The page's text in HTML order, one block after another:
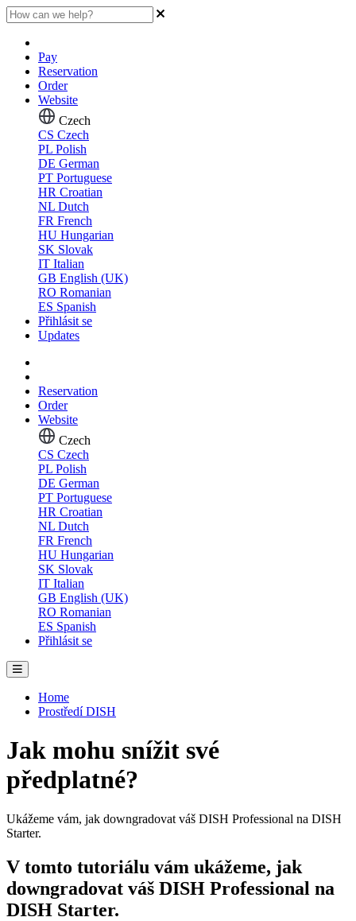
Pay
Reservation
Order
Website
Czech
CS Czech
PL Polish
DE German
PT Portuguese
HR Croatian
NL Dutch
FR French
HU Hungarian
SK Slovak
IT Italian
GB English (UK)
RO Romanian
ES Spanish
Přihlásit se
Updates
Reservation
Order
Website
Czech
CS Czech
PL Polish
DE German
PT Portuguese
HR Croatian
NL Dutch
FR French
HU Hungarian
SK Slovak
IT Italian
GB English (UK)
RO Romanian
ES Spanish
Přihlásit se
Home
Prostředí DISH
Jak mohu snížit své
předplatné?
Ukážeme vám, jak downgradovat váš DISH Professional na DISH
Starter.
V tomto tutoriálu vám ukážeme, jak
downgradovat váš DISH Professional na
DISH Starter.